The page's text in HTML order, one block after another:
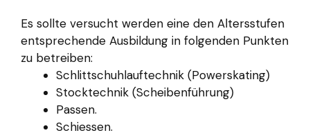
Es sollte versucht werden eine den Altersstufen
entsprechende Ausbildung in folgenden Punkten
zu betreiben:
Schlittschuhlauftechnik (Powerskating)
Stocktechnik (Scheibenführung)
Passen.
Schiessen.